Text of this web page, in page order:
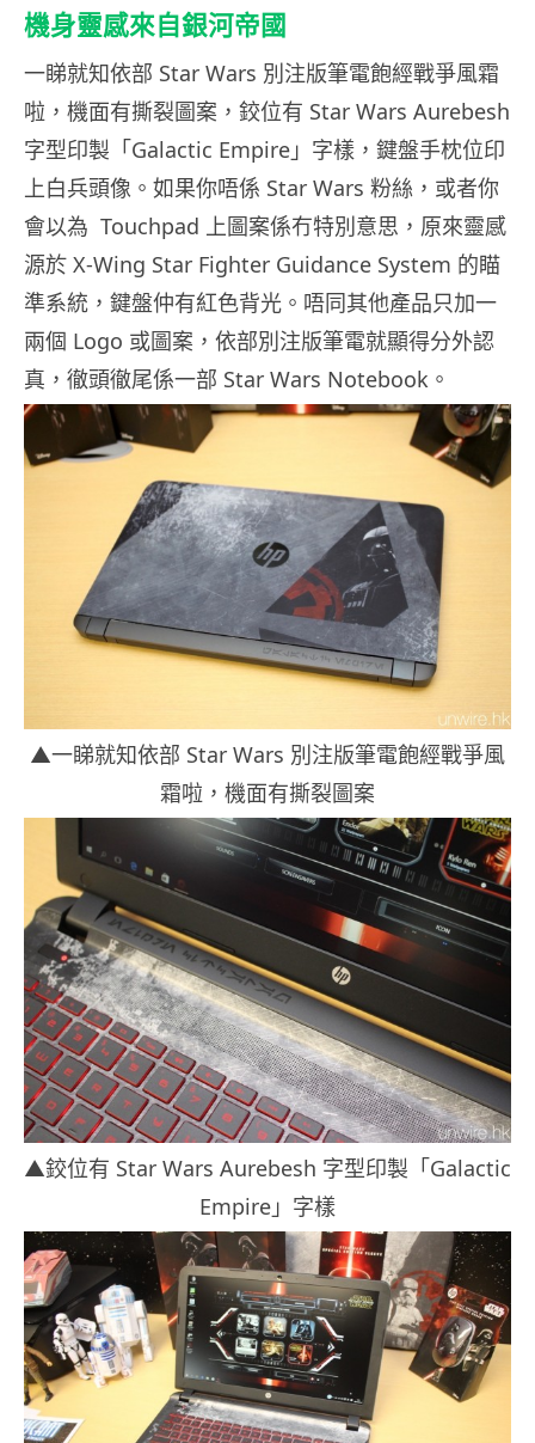
機身靈感來自銀河帝國
一睇就知依部 Star Wars 別注版筆電飽經戰爭風霜
啦，機面有撕裂圖案，鉸位有 Star Wars Aurebesh
字型印製「Galactic Empire」字樣，鍵盤手枕位印
上白兵頭像。如果你唔係 Star Wars 粉絲，或者你
會以為 Touchpad 上圖案係冇特別意思，原來靈感
源於 X-Wing Star Fighter Guidance System 的瞄
準系統，鍵盤仲有紅色背光。唔同其他產品只加一
兩個 Logo 或圖案，依部別注版筆電就顯得分外認
真，徹頭徹尾係一部 Star Wars Notebook。
▲一睇就知依部 Star Wars 別注版筆電飽經戰爭風
霜啦，機面有撕裂圖案
▲鉸位有 Star Wars Aurebesh 字型印製「Galactic
Empire」字樣